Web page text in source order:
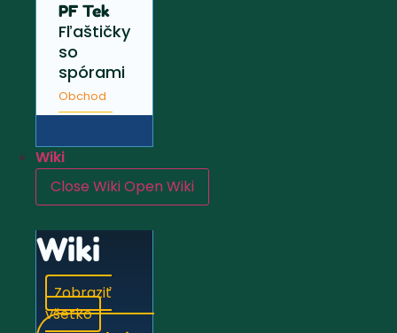
PF Tek
Fľaštičky
so
spórami
Obchod
Wiki
Close WikiOpen Wiki
Wiki
Zobraziť
všetko